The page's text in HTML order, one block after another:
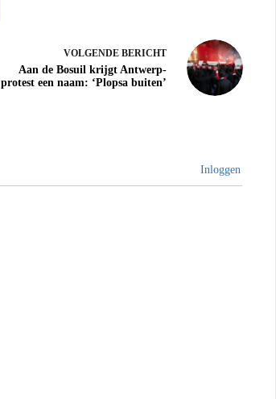
VOLGENDE BERICHT
Aan de Bosuil krijgt Antwerp-
protest een naam: ‘Plopsa buiten’
Inloggen